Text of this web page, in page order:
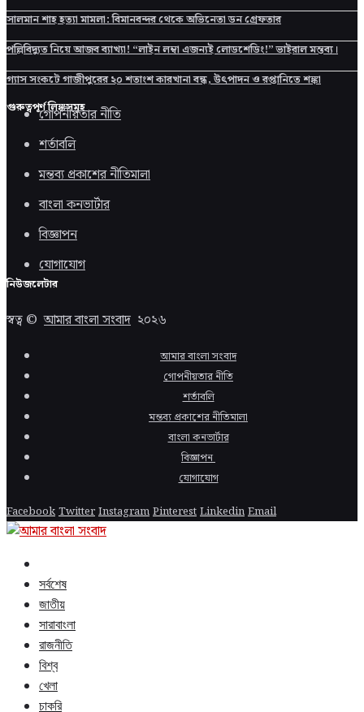
সালমান শাহ হত্যা মামলা: বিমানবন্দর থেকে অভিনেতা ডন গ্রেফতার
পল্লিবিদ্যুত নিয়ে আজব ব্যাখ্যা! “লাইন লম্বা এজন্যই লোডশেডিং!” ভাইরাল মন্তব্য।
গ্যাস সংকটে গাজীপুরের ২০ শতাংশ কারখানা বন্ধ, উৎপাদন ও রপ্তানিতে শঙ্কা
গুরুত্বপূর্ণ লিঙ্কসমূহ
গোপনীয়তার নীতি
শর্তাবলি
মন্তব্য প্রকাশের নীতিমালা
বাংলা কনভার্টার
বিজ্ঞাপন
যোগাযোগ
নিউজলেটার
স্বত্ব ©আমার বাংলা সংবাদ ২০২৬
আমার বাংলা সংবাদ
গোপনীয়তার নীতি
শর্তাবলি
মন্তব্য প্রকাশের নীতিমালা
বাংলা কনভার্টার
বিজ্ঞাপন
যোগাযোগ
FacebookTwitterInstagramPinterestLinkedinEmail
সর্বশেষ
জাতীয়
সারাবাংলা
রাজনীতি
বিশ্ব
খেলা
চাকরি